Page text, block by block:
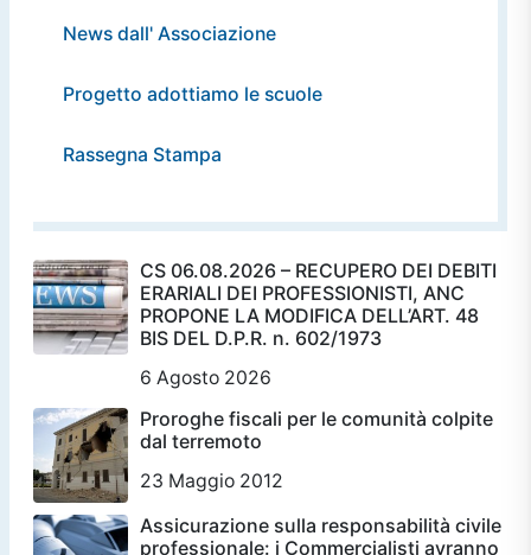
News dall' Associazione
Progetto adottiamo le scuole
Rassegna Stampa
CS 06.08.2026 – RECUPERO DEI DEBITI
ERARIALI DEI PROFESSIONISTI, ANC
PROPONE LA MODIFICA DELL’ART. 48
BIS DEL D.P.R. n. 602/1973
6 Agosto 2026
Proroghe fiscali per le comunità colpite
dal terremoto
23 Maggio 2012
Assicurazione sulla responsabilità civile
professionale: i Commercialisti avranno